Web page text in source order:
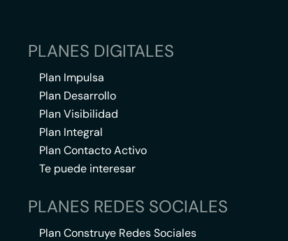
PLANES DIGITALES
Plan Impulsa
Plan Desarrollo
Plan Visibilidad
Plan Integral
Plan Contacto Activo
Te puede interesar
PLANES REDES SOCIALES
Plan Construye Redes Sociales